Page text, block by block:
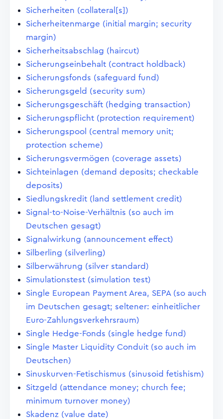
Sicherheiten (collateral[s])
Sicherheitenmarge (initial margin; security
margin)
Sicherheitsabschlag (haircut)
Sicherungseinbehalt (contract holdback)
Sicherungsfonds (safeguard fund)
Sicherungsgeld (security sum)
Sicherungsgeschäft (hedging transaction)
Sicherungspflicht (protection requirement)
Sicherungspool (central memory unit;
protection scheme)
Sicherungsvermögen (coverage assets)
Sichteinlagen (demand deposits; checkable
deposits)
Siedlungskredit (land settlement credit)
Signal-to-Noise-Verhältnis (so auch im
Deutschen gesagt)
Signalwirkung (announcement effect)
Silberling (silverling)
Silberwährung (silver standard)
Simulationstest (simulation test)
Single European Payment Area, SEPA (so auch
im Deutschen gesagt; seltener: einheitlicher
Euro-Zahlungsverkehrsraum)
Single Hedge-Fonds (single hedge fund)
Single Master Liquidity Conduit (so auch im
Deutschen)
Sinuskurven-Fetischismus (sinusoid fetishism)
Sitzgeld (attendance money; church fee;
minimum turnover money)
Skadenz (value date)